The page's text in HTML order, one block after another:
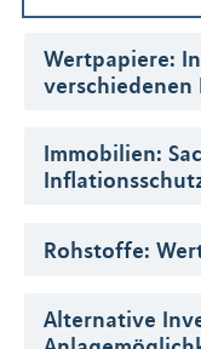
Wertpapiere:
verschiedenen
Immobilien:
Rohstoffe:
Alternative